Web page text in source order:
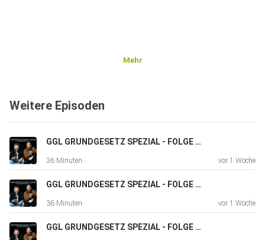
Mehr
Weitere Episoden
GGL GRUNDGESETZ SPEZIAL - FOLGE 012
36 Minuten vor 1 Woche
GGL GRUNDGESETZ SPEZIAL - FOLGE 011
36 Minuten vor 1 Woche
GGL GRUNDGESETZ SPEZIAL - FOLGE 010